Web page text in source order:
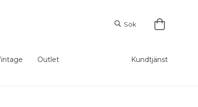
Sök
Outlet
Kundtjänst